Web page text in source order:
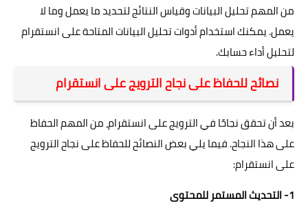
من المهم تحليل البيانات وقياس النتائج لتحديد ما يعمل وما لا
يعمل. يمكنك استخدام أدوات تحليل البيانات المتاحة على انستقرام
لتحليل أداء حسابك.
نصائح للحفاظ على نجاح الترويج على انستقرام
بعد أن تحقق نجاحًا في الترويج على انستقرام، من المهم الحفاظ
على هذا النجاح. فيما يلي بعض النصائح للحفاظ على نجاح الترويج
على انستقرام:
1- التحديث المستمر للمحتوى